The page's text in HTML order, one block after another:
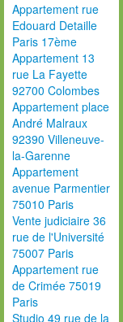
Appartement rue
Edouard Detaille
Paris 17ème
Appartement 13
rue La Fayette
92700 Colombes
Appartement place
André Malraux
92390 Villeneuve-
la-Garenne
Appartement
avenue Parmentier
75010 Paris
Vente judiciaire 36
rue de l'Université
75007 Paris
Appartement rue
de Crimée 75019
Paris
Studio 49 rue de la